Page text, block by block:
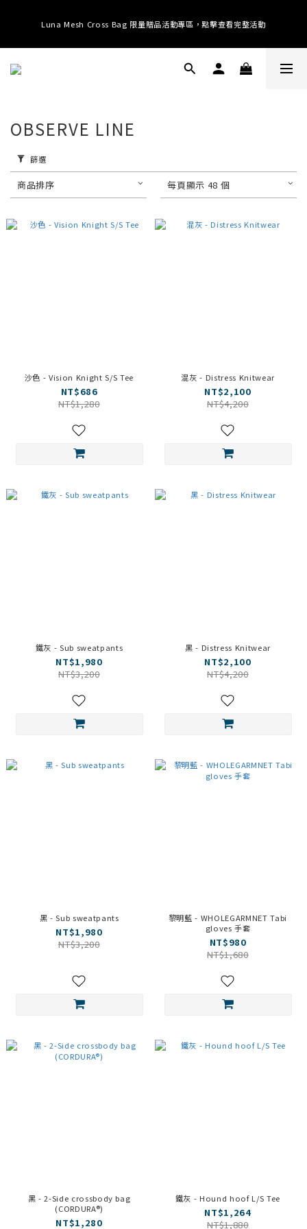
球)
Luna Mesh Cross Bag 限量贈品活動專區，點擊查看完整活動
提供全球運送；消費滿 $3000 即享免運 (台港澳中)；滿 $10500 即享免運 (全
OBSERVE LINE
篩選
商品排序 每頁顯示 48 個
沙色 - Vision Knight S/S Tee
NT$686
NT$1,280
混灰 - Distress Knitwear
NT$2,100
NT$4,200
鐵灰 - Sub sweatpants
NT$1,980
NT$3,200
黑 - Distress Knitwear
NT$2,100
NT$4,200
黑 - Sub sweatpants
NT$1,980
NT$3,200
黎明藍 - WHOLEGARMNET Tabi
gloves 手套
NT$980
NT$1,680
黑 - 2-Side crossbody bag
(CORDURA®)
NT$1,280
鐵灰 - Hound hoof L/S Tee
NT$1,264
NT$1,880